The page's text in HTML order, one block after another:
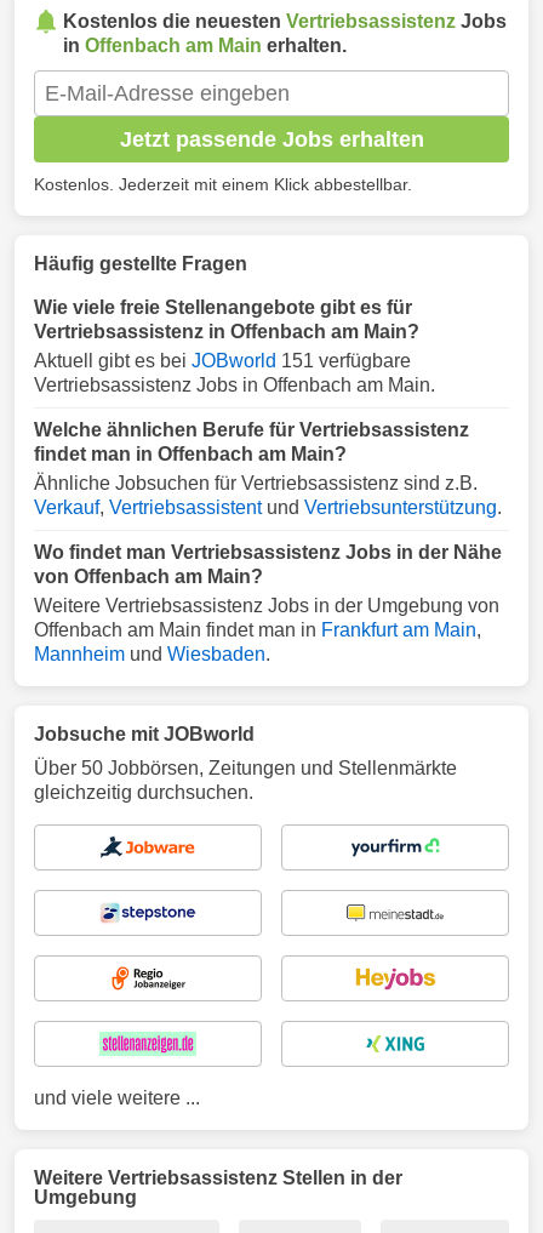
Kostenlos die neuesten Vertriebsassistenz Jobs
in Offenbach am Main erhalten.
Jetzt passende Jobs erhalten
Kostenlos. Jederzeit mit einem Klick abbestellbar.
Häufig gestellte Fragen
Wie viele freie Stellenangebote gibt es für
Vertriebsassistenz in Offenbach am Main?
Aktuell gibt es bei JOBworld 151 verfügbare
Vertriebsassistenz Jobs in Offenbach am Main.
Welche ähnlichen Berufe für Vertriebsassistenz
findet man in Offenbach am Main?
Ähnliche Jobsuchen für Vertriebsassistenz sind z.B.
Verkauf, Vertriebsassistentund Vertriebsunterstützung.
Wo findet man Vertriebsassistenz Jobs in der Nähe
von Offenbach am Main?
Weitere Vertriebsassistenz Jobs in der Umgebung von
Offenbach am Main findet man in Frankfurt am Main,
Mannheim und Wiesbaden.
Jobsuche mit JOBworld
Über 50 Jobbörsen, Zeitungen und Stellenmärkte
gleichzeitig durchsuchen.
und viele weitere ...
Weitere Vertriebsassistenz Stellen in der
Umgebung